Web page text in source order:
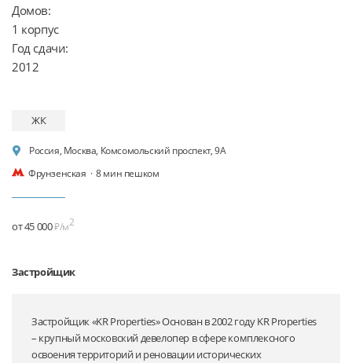
Домов:
1 корпус
Год сдачи:
2012
ЖК
Россия, Москва, Комсомольский проспект, 9А
Фрунзенская · 8 мин пешком
от 45 000₽/м2
Застройщик
Застройщик «KR Properties» Основан в 2002 году KR Properties
– крупный московский девелопер в сфере комплексного
освоения территорий и реновации исторических